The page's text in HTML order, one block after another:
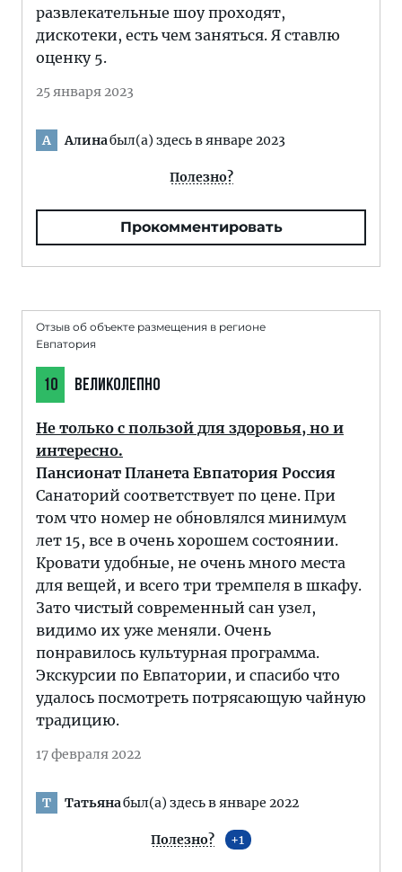
развлекательные шоу проходят,
дискотеки, есть чем заняться. Я ставлю
оценку 5.
25 января 2023
А Алинабыл(а) здесь в январе 2023
Полезно?
Прокомментировать
Отзыв об объекте размещения в регионе
Евпатория
10 ВЕЛИКОЛЕПНО
Не только с пользой для здоровья, но и
интересно.
Пансионат Планета Евпатория Россия
Санаторий соответствует по цене. При
том что номер не обновлялся минимум
лет 15, все в очень хорошем состоянии.
Кровати удобные, не очень много места
для вещей, и всего три тремпеля в шкафу.
Зато чистый современный сан узел,
видимо их уже меняли. Очень
понравилось культурная программа.
Экскурсии по Евпатории, и спасибо что
удалось посмотреть потрясающую чайную
традицию.
17 февраля 2022
Т Татьянабыл(а) здесь в январе 2022
Полезно? 1